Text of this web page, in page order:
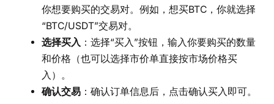
你想要购买的交易对。例如，想买BTC，你就选择
“BTC/USDT”交易对。
选择买入 ：选择“买入”按钮，输入你要购买的数量
和价格（也可以选择市价单直接按市场价格买
入）。
确认交易 ：确认订单信息后，点击确认买入即可。